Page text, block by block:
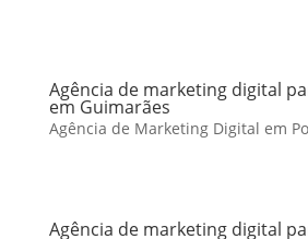
Agência de marketing digital
em Guimarães
Agência de Marketing Digital em
Agência de marketing digital